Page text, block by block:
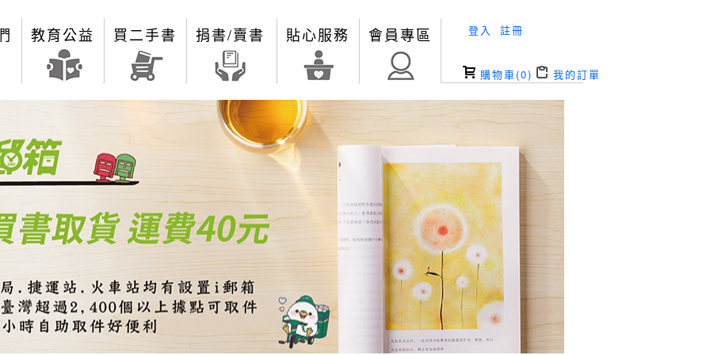
教育公益 買二手書 捐書/賣書 貼心服務 會員專區 登入 註冊
購物車(0) 我的訂單